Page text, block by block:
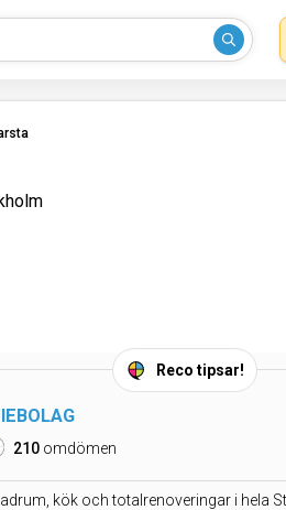
Reco tipsar!
210 omdömen
kök och totalrenoveringar i hela